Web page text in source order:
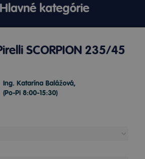
Hlavné kategórie
SCORPION 235/45
Ing. Katarína Balážová,
(Po-Pi 8:00-15:30)